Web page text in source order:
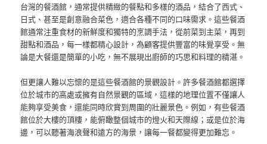
台灣的餐酒館，通常提供精緻的餐點和多樣的酒品，結合了西式、
日式、甚至是創意融合菜色，適合各種不同的口味需求。這些餐酒
館通常注重食材的新鮮度和獨特的烹調手法，從前菜到主菜，再到
甜點和酒品，每一樣都精心設計，為顧客提供豐富的味覺享受。無
論是大餐還是簡單的小吃，無不展現出廚師的巧思和料理的精湛。
但更讓人難以忘懷的是這些餐酒館的景觀設計。許多餐酒館都選擇
位於城市的高處或擁有自然景觀的區域，這樣的地理位置不僅讓人
能夠享受美食，還能同時欣賞到周圍的壯麗景色。例如，有些餐酒
館位於大樓的頂樓，能俯瞰整個城市的燈火和天際線；或是位於海
邊，可以聽著海浪聲和遠方的海景，讓每一餐都變得更加難忘。